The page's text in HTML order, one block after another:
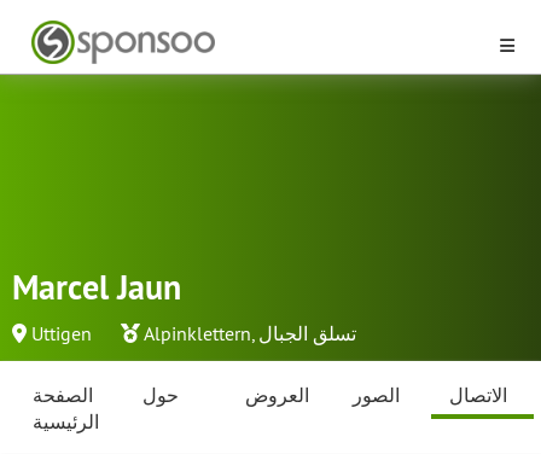
Marcel Jaun
Uttigen Alpinklettern, تسلق الجبال
الصفحة
الرئيسية
حول العروض الصور الاتصال